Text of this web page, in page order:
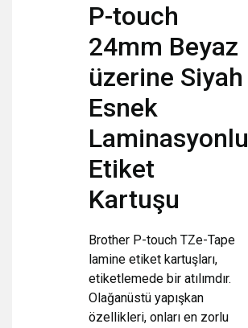
P-touch
24mm Beyaz
üzerine Siyah
Esnek
Laminasyonlu
Etiket
Kartuşu
Brother P-touch TZe-Tape
lamine etiket kartuşları,
etiketlemede bir atılımdır.
Olağanüstü yapışkan
özellikleri, onları en zorlu